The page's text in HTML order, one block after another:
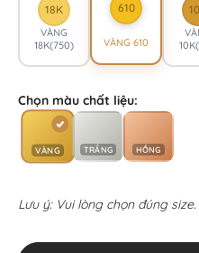
18K
VÀNG
18K(750)
610
VÀNG 610
Chọn màu chất liệu:
VÀNG TRẮNG HỒNG
Lưu ý: Vui lòng chọn đúng size.